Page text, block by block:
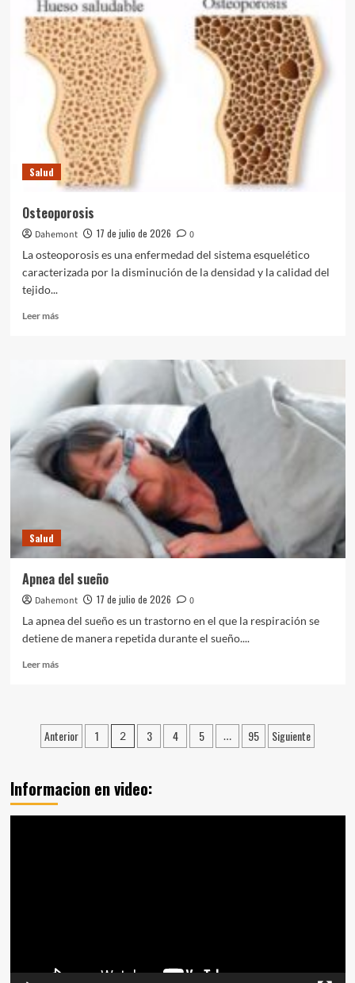
de
Bell:
causas,
síntomas,
diagnóstico
tratamiento
Salud
Osteoporosis
Dahemont 17 de julio de 2026
0
La osteoporosis es una enfermedad del sistema esquelético
caracterizada por la disminución de la densidad y la calidad del
tejido...
Leer másLeer
Salud
Apnea del sueño
Dahemont 17 de julio de 2026
0
La apnea del sueño es un trastorno en el que la respiración se
detiene de manera repetida durante el sueño....
Leer másLeer
del
sueño
Paginación
entradas
Anterior 1 2 3 4 5 … 95 Siguiente
Informacion en video: